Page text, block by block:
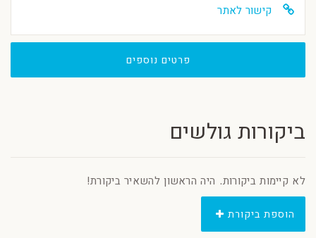
קישור לאתר
פרטים נוספים
ביקורות גולשים
לא קיימות ביקורות. היה הראשון להשאיר ביקורת!
הוספת ביקורת